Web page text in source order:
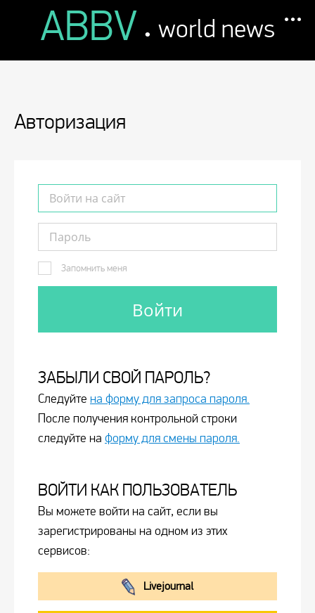
ABBV . world news
Авторизация
Запомнить меня
ЗАБЫЛИ СВОЙ ПАРОЛЬ?
Следуйте на форму для запроса пароля.
После получения контрольной строки
следуйте на форму для смены пароля.
ВОЙТИ КАК ПОЛЬЗОВАТЕЛЬ
Вы можете войти на сайт, если вы
зарегистрированы на одном из этих
сервисов:
Livejournal